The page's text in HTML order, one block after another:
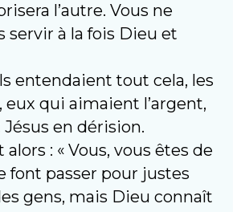
l’autre. Vous ne
servir à la fois Dieu et
entendaient tout cela, les
eux qui aimaient l’argent,
en dérision.
alors : « Vous, vous êtes de
font passer pour justes
gens, mais Dieu connaît